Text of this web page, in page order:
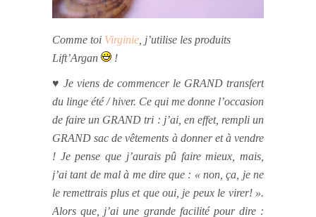
Comme toi Virginie , j’utilise les produits
Lift’Argan
!
♥ Je viens de commencer le GRAND transfert
du linge été / hiver. Ce qui me donne l’occasion
de faire un GRAND tri : j’ai, en effet, rempli un
GRAND sac de vêtements à donner et à vendre
! Je pense que j’aurais pû faire mieux , mais,
j’ai tant de mal à me dire que : « non, ça, je ne
le remettrais plus et que oui, je peux le virer! ».
Alors que, j’ai une grande facilité pour dire :